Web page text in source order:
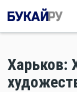
Харьков: